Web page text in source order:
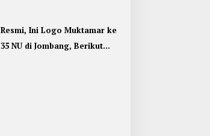
Resmi, Ini Logo Muktamar ke
35 NU di Jombang, Berikut